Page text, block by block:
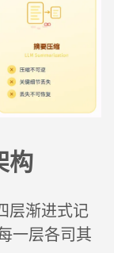
构
层渐进式记
一层各司其